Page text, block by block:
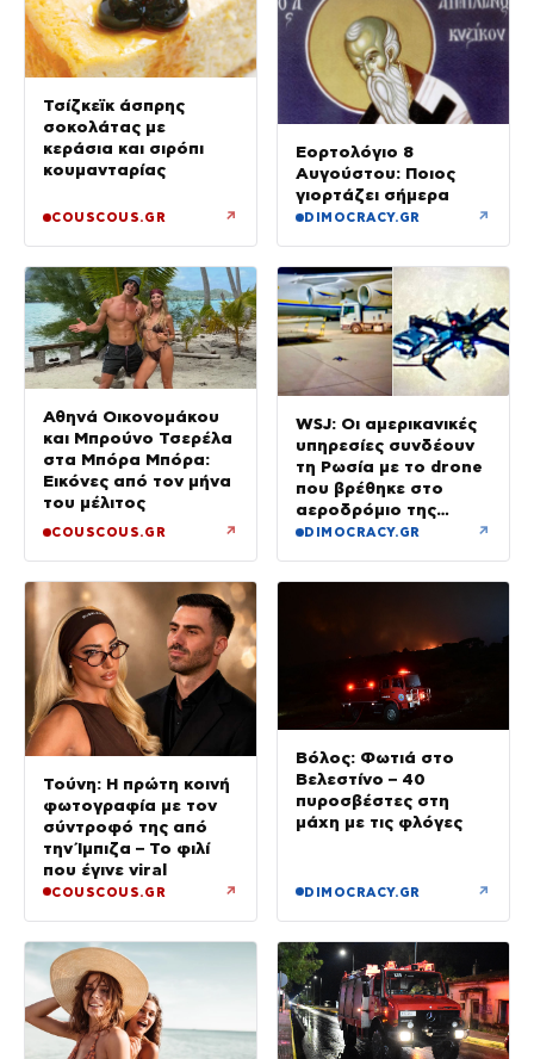
Τσίζκεϊκ άσπρης
σοκολάτας με
κεράσια και σιρόπι
κουμανταρίας
COUSCOUS.GR ↗
Εορτολόγιο 8
Αυγούστου: Ποιος
γιορτάζει σήμερα
DIMOCRACY.GR ↗
Αθηνά Οικονομάκου
και Μπρούνο Τσερέλα
στα Μπόρα Μπόρα:
Εικόνες από τον μήνα
του μέλιτος
COUSCOUS.GR ↗
WSJ: Οι αμερικανικές
υπηρεσίες συνδέουν
τη Ρωσία με το drone
που βρέθηκε στο
αεροδρόμιο της
Λειψίας
DIMOCRACY.GR ↗
Τούνη: Η πρώτη κοινή
φωτογραφία με τον
σύντροφό της από
την Ίμπιζα – Το φιλί
που έγινε viral
COUSCOUS.GR ↗
Βόλος: Φωτιά στο
Βελεστίνο – 40
πυροσβέστες στη
μάχη με τις φλόγες
DIMOCRACY.GR ↗